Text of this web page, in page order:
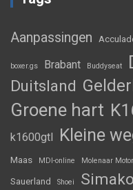
Aanpassingen
boxer.gs Brabant Buddyseat
Duitsland
Groene hart
k1600gtl Kleine
Maas MDI-online Molenaar
Sauerland Shoei